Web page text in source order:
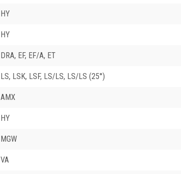
HY
HY
DRA, EF, EF/A, ET
LS, LSK, LSF, LS/LS, LS/LS (25°)
AMX
HY
MGW
VA